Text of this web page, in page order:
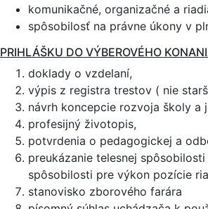
komunikačné, organizačné a
spôsobilosť na právne úkony v
PRIHLÁŠKU DO VÝBEROVÉHO
doklady o vzdelaní,
výpis z registra trestov ( nie
návrh koncepcie rozvoja školy a
profesijný životopis,
potvrdenia o pedagogickej a
preukázanie telesnej spôsobilosti
spôsobilosti pre výkon pozície
stanovisko zborového farára